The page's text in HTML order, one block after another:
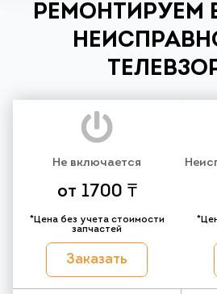
РЕМОНТИРУЕМ
Не включается
от 1700 ₸
*Цена без учета стоимости
запчастей
Заказать